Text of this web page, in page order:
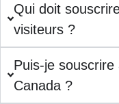
Qui doit
visiteurs ?
Puis-je
Canada ?